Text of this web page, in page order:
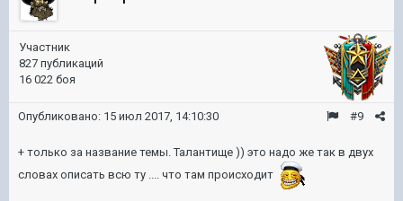
Участник
827 публикаций
16 022 боя
#9
Опубликовано: 15 июл 2017, 14:10:30
+ только за название темы. Талантище )) это надо же так в двух
словах описать всю ту .... что там происходит